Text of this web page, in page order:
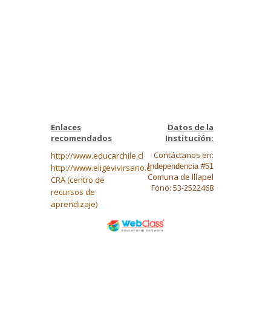
Enlaces
recomendados
http://www.educarchile.cl
http://www.eligevivirsano.cl
CRA (centro de
recursos de
aprendizaje)
Datos de la
Institución:
Contáctanos en:
Independencia #51
Comuna de Illapel
Fono: 53-2522468